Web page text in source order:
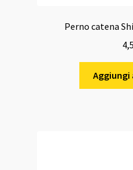
Perno catena
Aggiungi